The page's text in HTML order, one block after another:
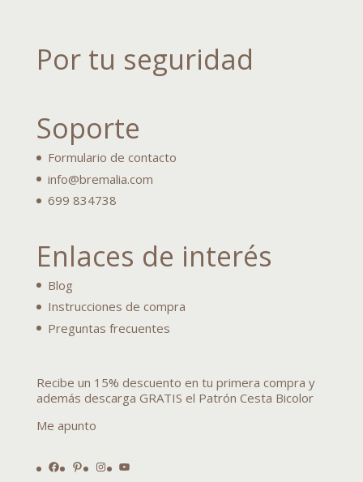
Por tu seguridad
Soporte
Formulario de contacto
info@bremalia.com
699 834738
Enlaces de interés
Blog
Instrucciones de compra
Preguntas frecuentes
Recibe un 15% descuento en tu primera compra y
además descarga GRATIS el Patrón Cesta Bicolor
Me apunto
Facebook
Pinterest
Instagram
YouTube